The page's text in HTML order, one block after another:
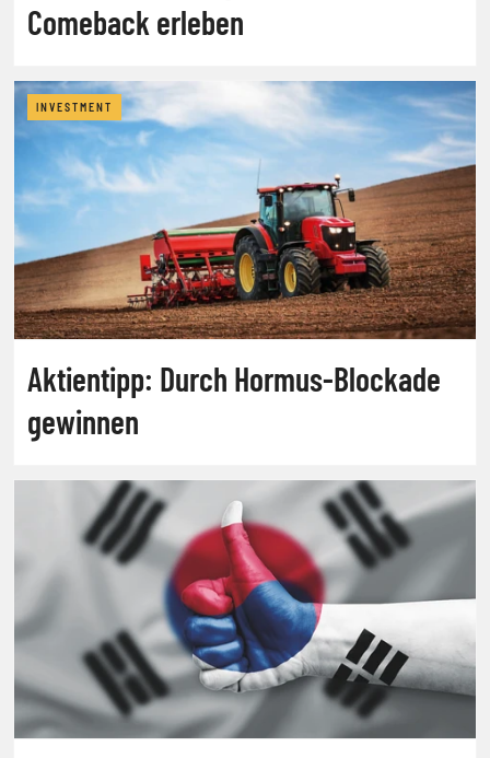
Comeback erleben
INVESTMENT
Aktientipp: Durch Hormus-Blockade
gewinnen